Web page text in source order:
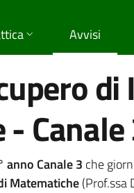
Avvisi
Canale
anno Canale 3 che
Matematiche(Prof.ssa